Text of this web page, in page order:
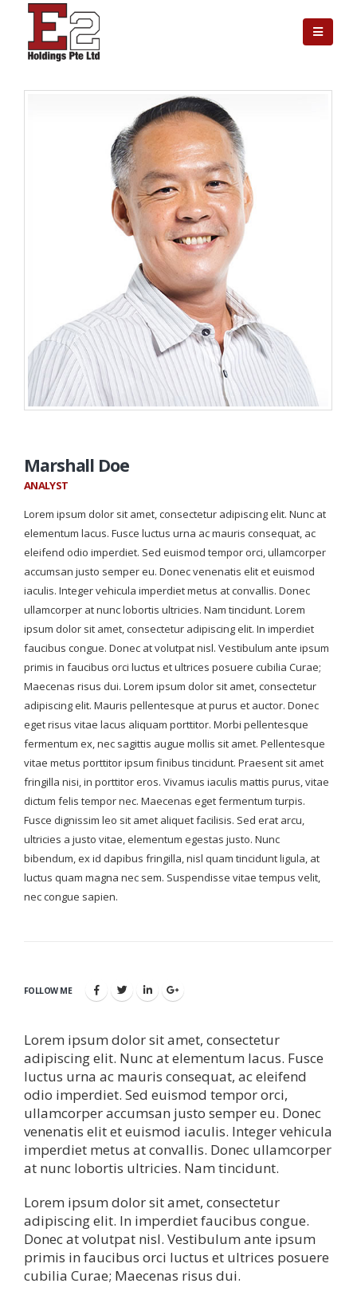
Marshall Doe
ANALYST
Lorem ipsum dolor sit amet, consectetur adipiscing elit. Nunc at
elementum lacus. Fusce luctus urna ac mauris consequat, ac
eleifend odio imperdiet. Sed euismod tempor orci, ullamcorper
accumsan justo semper eu. Donec venenatis elit et euismod
iaculis. Integer vehicula imperdiet metus at convallis. Donec
ullamcorper at nunc lobortis ultricies. Nam tincidunt. Lorem
ipsum dolor sit amet, consectetur adipiscing elit. In imperdiet
faucibus congue. Donec at volutpat nisl. Vestibulum ante ipsum
primis in faucibus orci luctus et ultrices posuere cubilia Curae;
Maecenas risus dui. Lorem ipsum dolor sit amet, consectetur
adipiscing elit. Mauris pellentesque at purus et auctor. Donec
eget risus vitae lacus aliquam porttitor. Morbi pellentesque
fermentum ex, nec sagittis augue mollis sit amet. Pellentesque
vitae metus porttitor ipsum finibus tincidunt. Praesent sit amet
fringilla nisi, in porttitor eros. Vivamus iaculis mattis purus, vitae
dictum felis tempor nec. Maecenas eget fermentum turpis.
Fusce dignissim leo sit amet aliquet facilisis. Sed erat arcu,
ultricies a justo vitae, elementum egestas justo. Nunc
bibendum, ex id dapibus fringilla, nisl quam tincidunt ligula, at
luctus quam magna nec sem. Suspendisse vitae tempus velit,
nec congue sapien.
FOLLOW ME
Lorem ipsum dolor sit amet, consectetur
adipiscing elit. Nunc at elementum lacus. Fusce
luctus urna ac mauris consequat, ac eleifend
odio imperdiet. Sed euismod tempor orci,
ullamcorper accumsan justo semper eu. Donec
venenatis elit et euismod iaculis. Integer vehicula
imperdiet metus at convallis. Donec ullamcorper
at nunc lobortis ultricies. Nam tincidunt.
Lorem ipsum dolor sit amet, consectetur
adipiscing elit. In imperdiet faucibus congue.
Donec at volutpat nisl. Vestibulum ante ipsum
primis in faucibus orci luctus et ultrices posuere
cubilia Curae; Maecenas risus dui.